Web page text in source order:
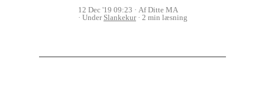
12 Dec '19 09:23
Af Ditte MA
Under Slankekur 2 min læsning